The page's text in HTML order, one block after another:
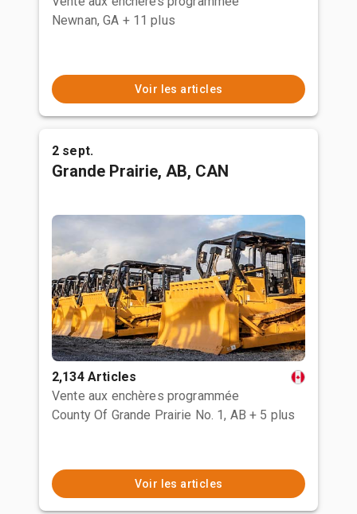
Newnan, GA + 11 plus
Voir les articles
2 sept.
Grande Prairie, AB, CAN
2,134 Articles
Vente aux enchères programmée
County Of Grande Prairie No. 1, AB + 5 plus
Voir les articles